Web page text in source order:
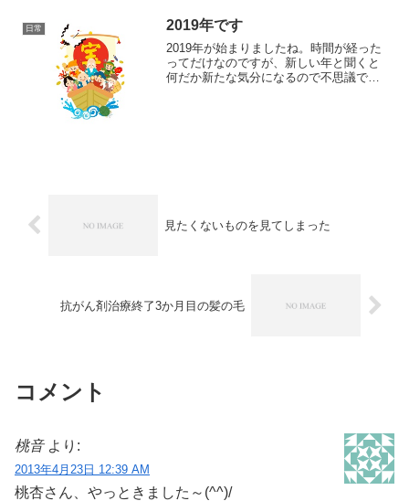
日常 2019年です
2019年が始まりましたね。時間が経った
ってだけなのですが、新しい年と聞くと
何だか新たな気分になるので不思議で
見たくないものを見てしまった
抗がん剤治療終了3か月目の髪の毛
コメント
桃音 より:
2013年4月23日 12:39 AM
桃杏さん、やっときました～(^^)/